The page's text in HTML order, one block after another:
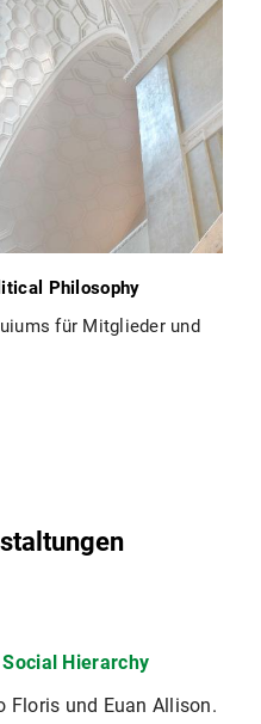
Philosophy
für Mitglieder und
Hierarchy
Floris und Euan Allison.